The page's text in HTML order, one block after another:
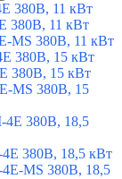
380В, 11 кВт
380В, 11 кВт
MS 380В, 11 кВт
380В, 15 кВт
380В, 15 кВт
MS 380В, 15
4E 380В, 18,5
380В, 18,5 кВт
MS 380В, 18,5